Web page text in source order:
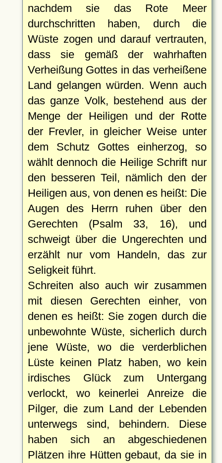
nachdem sie das Rote Meer
durchschritten haben, durch die
Wüste zogen und darauf vertrauten,
dass sie gemäß der wahrhaften
Verheißung Gottes in das verheißene
Land gelangen würden. Wenn auch
das ganze Volk, bestehend aus der
Menge der Heiligen und der Rotte
der Frevler, in gleicher Weise unter
dem Schutz Gottes einherzog, so
wählt dennoch die Heilige Schrift nur
den besseren Teil, nämlich den der
Heiligen aus, von denen es heißt: Die
Augen des Herrn ruhen über den
Gerechten (Psalm 33, 16), und
schweigt über die Ungerechten und
erzählt nur vom Handeln, das zur
Seligkeit führt.
Schreiten also auch wir zusammen
mit diesen Gerechten einher, von
denen es heißt: Sie zogen durch die
unbewohnte Wüste, sicherlich durch
jene Wüste, wo die verderblichen
Lüste keinen Platz haben, wo kein
irdisches Glück zum Untergang
verlockt, wo keinerlei Anreize die
Pilger, die zum Land der Lebenden
unterwegs sind, behindern. Diese
haben sich an abgeschiedenen
Plätzen ihre Hütten gebaut, da sie in